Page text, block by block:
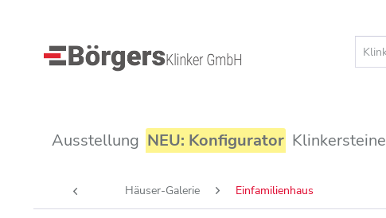
Ausstellung NEU: Konfigurator Klinkersteine
Häuser-Galerie Einfamilienhaus